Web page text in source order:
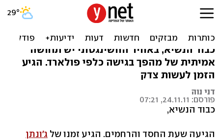
הנשיא אובמה, הגיע הזמן
לשחרר את פולארד
כבוד הנשיא, באוויר הוושינגטוני יש תחושה
אמיתית של מהפך בגישה כלפי פולארד. הגיע
הזמן לעשות צדק
דני נוה
פורסם: 24.11.11, 07:21
כבוד הנשיא,
הגיעה שעת החסד והרחמים. הגיע זמנו של ג'ונתן